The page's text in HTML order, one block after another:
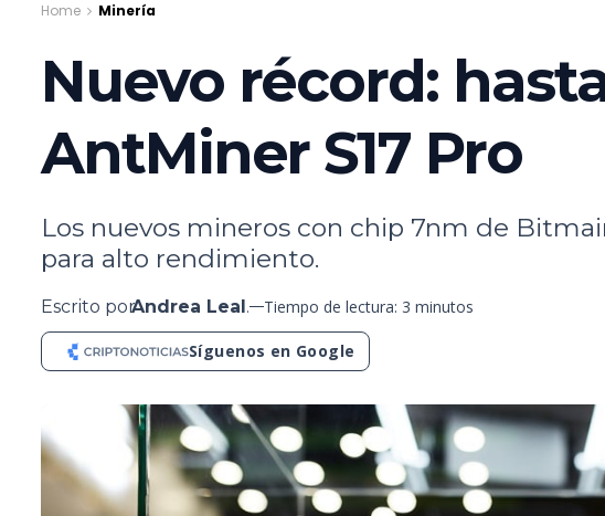
Home Minería
Nuevo récord:
AntMiner S17 ​Pro
Los nuevos mineros con chip 7nm de
para alto rendimiento.
Escrito porAndrea Leal. Tiempo de lectura: 3 minutos
Síguenos en Google